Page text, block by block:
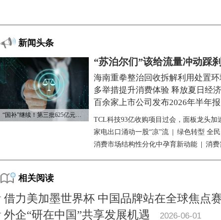
新闻头条
“国补”继续！第三批625亿元资金已下达
“苏泊尔们”该给流量冲动踩
海南重拳整治回收拆解利用处置
多举措提升消费体验 释放夏日经
百余家上市公司发布2026年半年报
TCL科技93亿收购项目过会，面板龙头加
家电出口涌动一股“凉”流
绿色转型 全
消费市场结构性分化中孕育新动能
消费
相关阅读
借力美加墨世界杯 中国品牌站在全球焦点
外企“研在中国”共享发展机遇
2026-06-01